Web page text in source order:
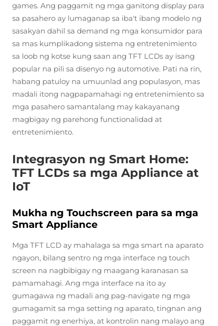
games. Ang paggamit ng mga ganitong display para
sa pasahero ay lumaganap sa iba't ibang modelo ng
sasakyan dahil sa demand ng mga konsumidor para
sa mas kumplikadong sistema ng entretenimiento
sa loob ng kotse kung saan ang TFT LCDs ay isang
popular na pili sa disenyo ng automotive. Pati na rin,
habang patuloy na umuunlad ang populasyon, mas
madali itong nagpapamahagi ng entretenimiento sa
mga pasahero samantalang may kakayanang
magbigay ng parehong functionalidad at
entretenimiento.
Integrasyon ng Smart Home:
TFT LCDs sa mga Appliance at
IoT
Mukha ng Touchscreen para sa mga
Smart Appliance
Mga TFT LCD ay mahalaga sa mga smart na aparato
ngayon, bilang sentro ng mga interface ng touch
screen na nagbibigay ng maagang karanasan sa
pamamahagi. Ang mga interface na ito ay
gumagawa ng madali ang pag-navigate ng mga
gumagamit sa mga setting ng aparato, tingnan ang
paggamit ng enerhiya, at kontrolin nang malayo ang